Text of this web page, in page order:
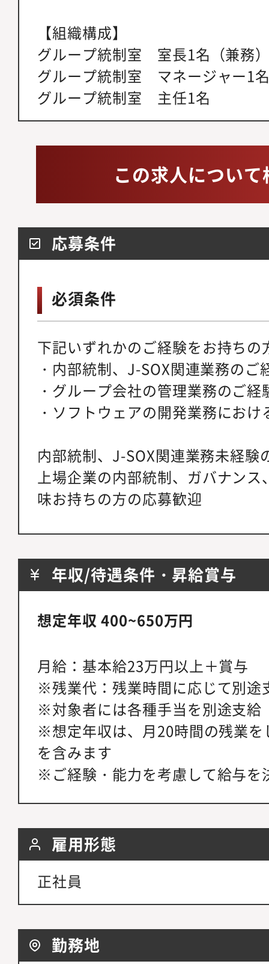
【組織構成】
グループ統制室 室長1名（兼務
グループ統制室 マネージャー1
グループ統制室 主任1名
この求人につい
応募条件
必須条件
下記いずれかのご経験をお持ちの
・内部統制、J-SOX関連業務のご
・グループ会社の管理業務のご経
・ソフトウェアの開発業務にお
内部統制、J-SOX関連業務未経験
上場企業の内部統制、ガバナン
味お持ちの方の応募歓迎
年収/待遇条件・昇給賞与
想定年収 400~650万円
月給：基本給23万円以上＋賞与
※残業代：残業時間に応じて別途
※対象者には各種手当を別途支給
※想定年収は、月20時間の残業を
を含みます
※ご経験・能力を考慮して給与を
雇用形態
正社員
勤務地